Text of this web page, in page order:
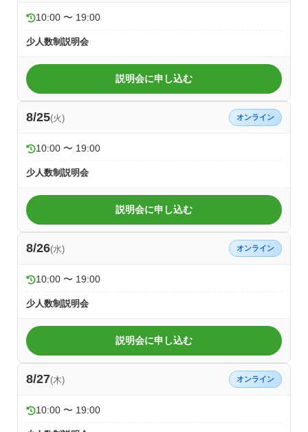
10:00 〜 19:00
少人数制説明会
説明会に申し込む
8/25(火) オンライン
10:00 〜 19:00
少人数制説明会
説明会に申し込む
8/26(水) オンライン
10:00 〜 19:00
少人数制説明会
説明会に申し込む
8/27(木) オンライン
10:00 〜 19:00